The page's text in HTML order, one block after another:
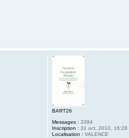
BART26
Messages : 3394
Inscription : 31 oct. 2010, 16:28
Localisation : VALENCE